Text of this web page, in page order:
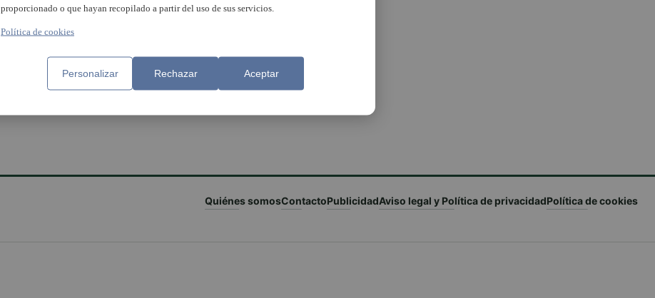
Quiénes somosContactoPublicidadAviso legal y Política de privacidadPolítica de cookies
proporcionado o que hayan recopilado a partir del uso de sus servicios.
Política de cookies
Personalizar Rechazar Aceptar